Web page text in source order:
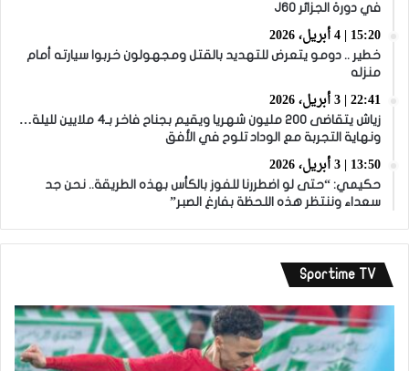
في دورة الجزائر J60
15:20 | 4 أبريل، 2026
خطير .. دومو يتعرض للتهديد بالقتل ومجهولون خربوا سيارته أمام
منزله
22:41 | 3 أبريل، 2026
زياش يتقاضى 200 مليون شهريا ويقيم بجناح فاخر بـ4 ملايين لليلة…
ونهاية التجربة مع الوداد تلوح في الأفق
13:50 | 3 أبريل، 2026
حكيمي: “حتى لو اضطررنا للفوز بالكأس بهذه الطريقة.. نحن جد
سعداء وننتظر هذه اللحظة بفارغ الصبر”
Sportime TV